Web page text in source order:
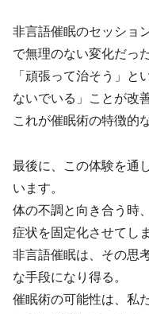
非言語催眠のセッショ
で無理のない変化だっ
「頑張って治そう」と
ないでいる」ことが改
これが催眠術の特徴的
最後に、この体験を通
います。
体の不調と向き合う時
症状を固定化させてし
非言語催眠は、その思
な手段になり得る。
催眠術の可能性は、私